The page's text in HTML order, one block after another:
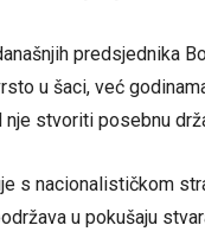
predsjednika
u šaci, već
stvoriti posebnu
s nacionalističkom
u pokušaju